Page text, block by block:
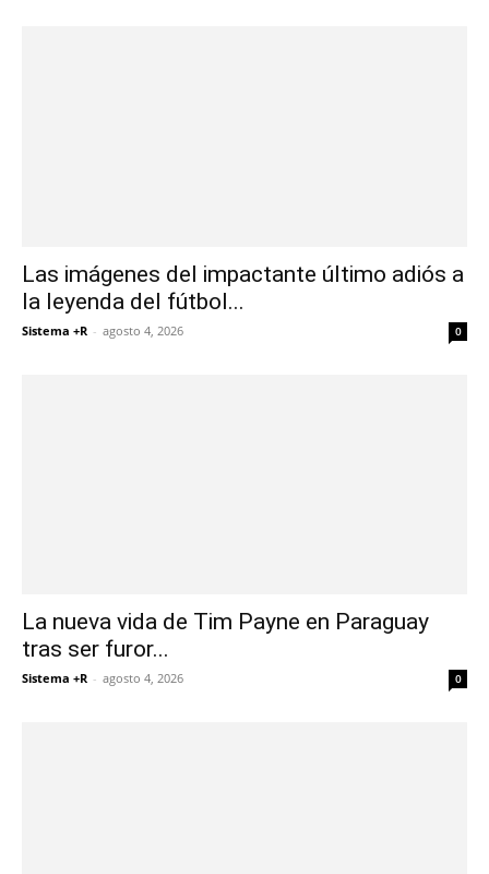
Las imágenes del impactante último adiós a
la leyenda del fútbol...
Sistema +R - agosto 4, 2026 0
La nueva vida de Tim Payne en Paraguay
tras ser furor...
Sistema +R - agosto 4, 2026 0